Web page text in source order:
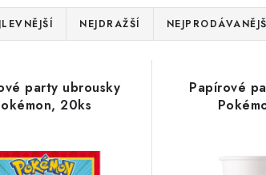
NEJDRAŽŠÍ
party ubrousky
20ks
Papírové